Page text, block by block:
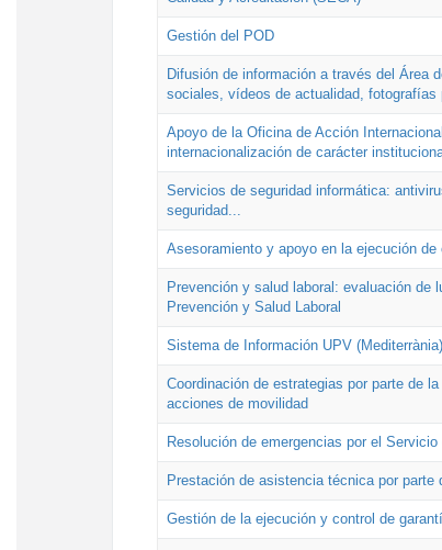
Gestión del POD
Difusión de información a través del Área
sociales, vídeos de actualidad,
Apoyo de la Oficina de Acción
internacionalización de carácter
Servicios de seguridad informática:
seguridad...
Asesoramiento y apoyo en la ejecución
Prevención y salud laboral: evaluación de
Prevención y Salud Laboral
Sistema de Información UPV (Mediterrània)
Coordinación de estrategias por parte de
acciones de movilidad
Resolución de emergencias por el
Prestación de asistencia técnica por
Gestión de la ejecución y control de